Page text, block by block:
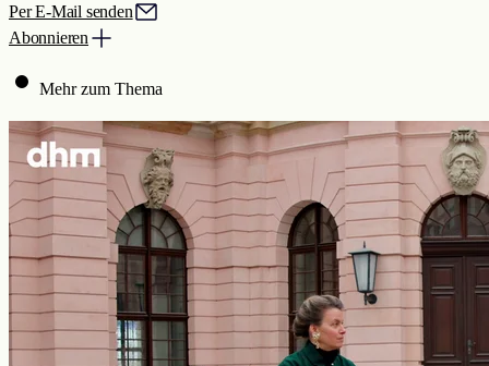
Per E-Mail senden
Abonnieren
Mehr zum Thema